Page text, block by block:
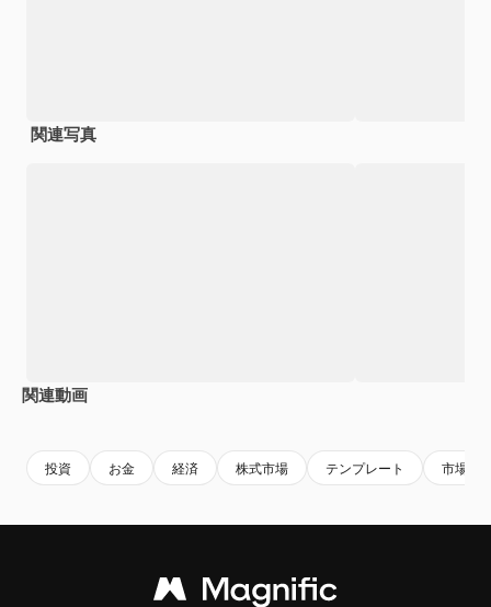
関連写真
関連動画
投資 お金 経済 株式市場 テンプレート 市場